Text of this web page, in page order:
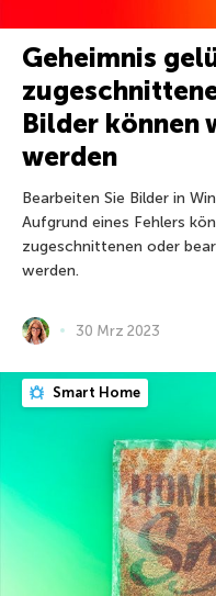
Geheimnis
Bilder können
werden
Bearbeiten Sie Bilder in
Aufgrund eines Fehlers
zugeschnittenen oder
werden.
30 Mrz 2023
Smart Home